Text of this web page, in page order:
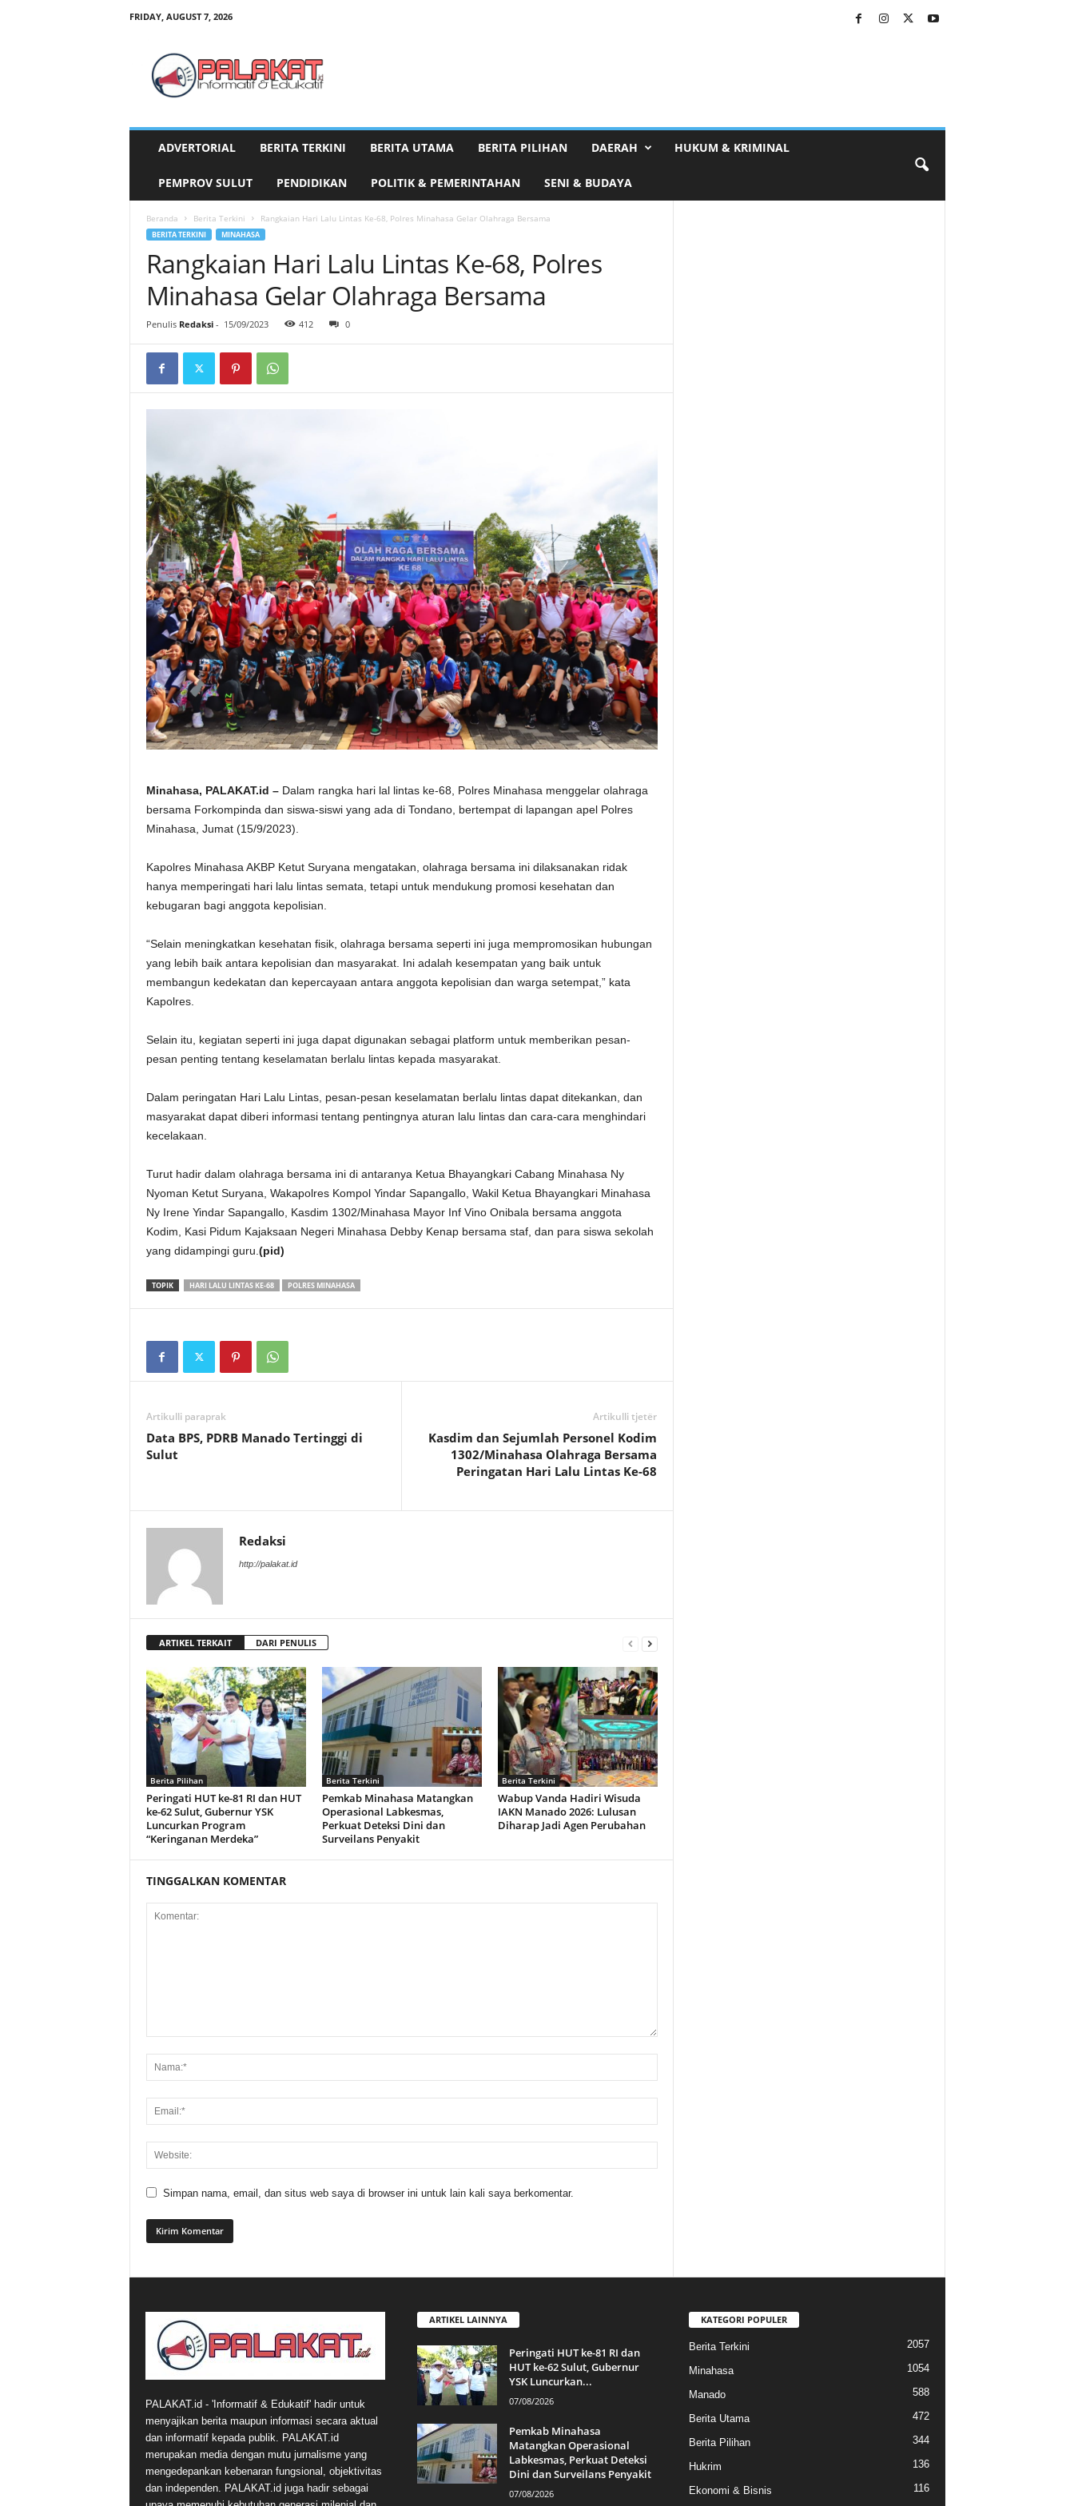
FRIDAY, AUGUST 7, 2026
ADVERTORIAL BERITA TERKINI BERITA UTAMA BERITA PILIHAN DAERAH HUKUM & KRIMINAL
PEMPROV SULUT PENDIDIKAN POLITIK & PEMERINTAHAN SENI & BUDAYA
Beranda Berita Terkini Rangkaian Hari Lalu Lintas Ke-68, Polres Minahasa Gelar Olahraga Bersama
BERITA TERKINI MINAHASA
Rangkaian Hari Lalu Lintas Ke-68, Polres
Minahasa Gelar Olahraga Bersama
Penulis Redaksi- 15/09/2023 412 0
Minahasa, PALAKAT.id – Dalam rangka hari lal lintas ke-68, Polres Minahasa menggelar olahraga
bersama Forkompinda dan siswa-siswi yang ada di Tondano, bertempat di lapangan apel Polres
Minahasa, Jumat (15/9/2023).
Kapolres Minahasa AKBP Ketut Suryana mengatakan, olahraga bersama ini dilaksanakan ridak
hanya memperingati hari lalu lintas semata, tetapi untuk mendukung promosi kesehatan dan
kebugaran bagi anggota kepolisian.
“Selain meningkatkan kesehatan fisik, olahraga bersama seperti ini juga mempromosikan hubungan
yang lebih baik antara kepolisian dan masyarakat. Ini adalah kesempatan yang baik untuk
membangun kedekatan dan kepercayaan antara anggota kepolisian dan warga setempat,” kata
Kapolres.
Selain itu, kegiatan seperti ini juga dapat digunakan sebagai platform untuk memberikan pesan-
pesan penting tentang keselamatan berlalu lintas kepada masyarakat.
Dalam peringatan Hari Lalu Lintas, pesan-pesan keselamatan berlalu lintas dapat ditekankan, dan
masyarakat dapat diberi informasi tentang pentingnya aturan lalu lintas dan cara-cara menghindari
kecelakaan.
Turut hadir dalam olahraga bersama ini di antaranya Ketua Bhayangkari Cabang Minahasa Ny
Nyoman Ketut Suryana, Wakapolres Kompol Yindar Sapangallo, Wakil Ketua Bhayangkari Minahasa
Ny Irene Yindar Sapangallo, Kasdim 1302/Minahasa Mayor Inf Vino Onibala bersama anggota
Kodim, Kasi Pidum Kajaksaan Negeri Minahasa Debby Kenap bersama staf, dan para siswa sekolah
yang didampingi guru.(pid)
TOPIK HARI LALU LINTAS KE-68 POLRES MINAHASA
Artikulli paraprak
Data BPS, PDRB Manado Tertinggi di
Sulut
Artikulli tjetër
Kasdim dan Sejumlah Personel Kodim
1302/Minahasa Olahraga Bersama
Peringatan Hari Lalu Lintas Ke-68
Redaksi
http://palakat.id
ARTIKEL TERKAIT DARI PENULIS
Berita Pilihan
Peringati HUT ke-81 RI dan HUT
ke-62 Sulut, Gubernur YSK
Luncurkan Program
“Keringanan Merdeka”
Berita Terkini
Pemkab Minahasa Matangkan
Operasional Labkesmas,
Perkuat Deteksi Dini dan
Surveilans Penyakit
Berita Terkini
Wabup Vanda Hadiri Wisuda
IAKN Manado 2026: Lulusan
Diharap Jadi Agen Perubahan
TINGGALKAN KOMENTAR
Simpan nama, email, dan situs web saya di browser ini untuk lain kali saya berkomentar.
PALAKAT.id - 'Informatif & Edukatif' hadir untuk
menyajikan berita maupun informasi secara aktual
dan informatif kepada publik. PALAKAT.id
merupakan media dengan mutu jurnalisme yang
mengedepankan kebenaran fungsional, objektivitas
dan independen. PALAKAT.id juga hadir sebagai
ARTIKEL LAINNYA
Peringati HUT ke-81 RI dan
HUT ke-62 Sulut, Gubernur
YSK Luncurkan...
07/08/2026
Pemkab Minahasa
Matangkan Operasional
Labkesmas, Perkuat Deteksi
Dini dan Surveilans Penyakit
07/08/2026
KATEGORI POPULER
Berita Terkini 2057
Minahasa 1054
Manado 588
Berita Utama 472
Berita Pilihan 344
Hukrim 136
Ekonomi & Bisnis 116